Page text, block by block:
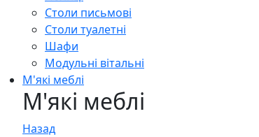
Столи письмові
Столи туалетні
Шафи
Модульні вітальні
М'які меблі
М'які меблі
Назад